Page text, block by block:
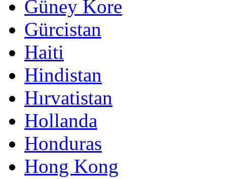
Güney Kore
Gürcistan
Haiti
Hindistan
Hırvatistan
Hollanda
Honduras
Hong Kong